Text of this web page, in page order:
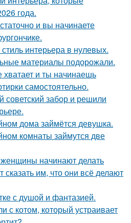
года.
и вы начинаете
интерьера в нулевых.
материалы подорожали.
хватает и ты начинаешь
самостоятельно.
советский забор и решили
дома займётся девушка.
комнаты займутся две
женщины начинают делать
им, что они всё делают
с душой и фантазией.
с котом, который устраивает